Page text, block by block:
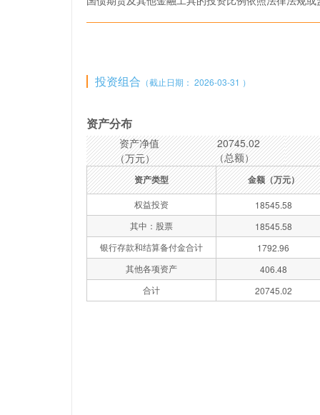
投资组合 （截止日期： 2026-03-31 ）
资产分布
资产净值
（万元）
20745.02
（总额）
资产类型 金额（万元）
权益投资
18545.58
其中：股票
18545.58
银行存款和结算备付金合计
1792.96
其他各项资产
406.48
合计
20745.02